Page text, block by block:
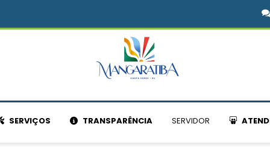
SERVIÇOS TRANSPARÊNCIA SERVIDOR